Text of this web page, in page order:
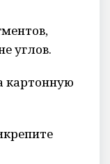
углов.
картонную